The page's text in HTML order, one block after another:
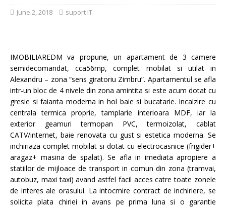
June 2, 2018 suport IT
IMOBILIAREDM va propune, un apartament de 3 camere
semidecomandat, cca56mp, complet mobilat si utilat in
Alexandru – zona “sens giratoriu Zimbru”. Apartamentul se afla
intr-un bloc de 4 nivele din zona amintita si este acum dotat cu
gresie si faianta moderna in hol baie si bucatarie. Incalzire cu
centrala termica proprie, tamplarie interioara MDF, iar la
exterior geamuri termopan PVC, termoizolat, cablat
CATV/internet, baie renovata cu gust si estetica moderna. Se
inchiriaza complet mobilat si dotat cu electrocasnice (frigider+
aragaz+ masina de spalat). Se afla in imediata apropiere a
statiilor de mijloace de transport in comun din zona (tramvai,
autobuz, maxi taxi) avand astfel facil acces catre toate zonele
de interes ale orasului. La intocmire contract de inchiriere, se
solicita plata chiriei in avans pe prima luna si o garantie